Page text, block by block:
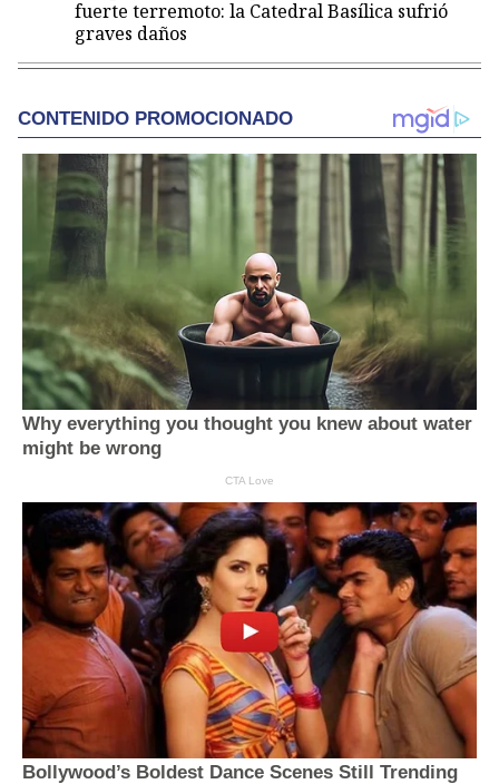
fuerte terremoto: la Catedral Basílica sufrió
graves daños